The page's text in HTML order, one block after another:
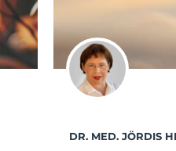
DR. MED. JÖRDIS